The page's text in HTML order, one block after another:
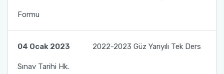
Formu
04 Ocak 2023 2022-2023 Güz Yarıyılı Tek Ders
Sınav Tarihi Hk.